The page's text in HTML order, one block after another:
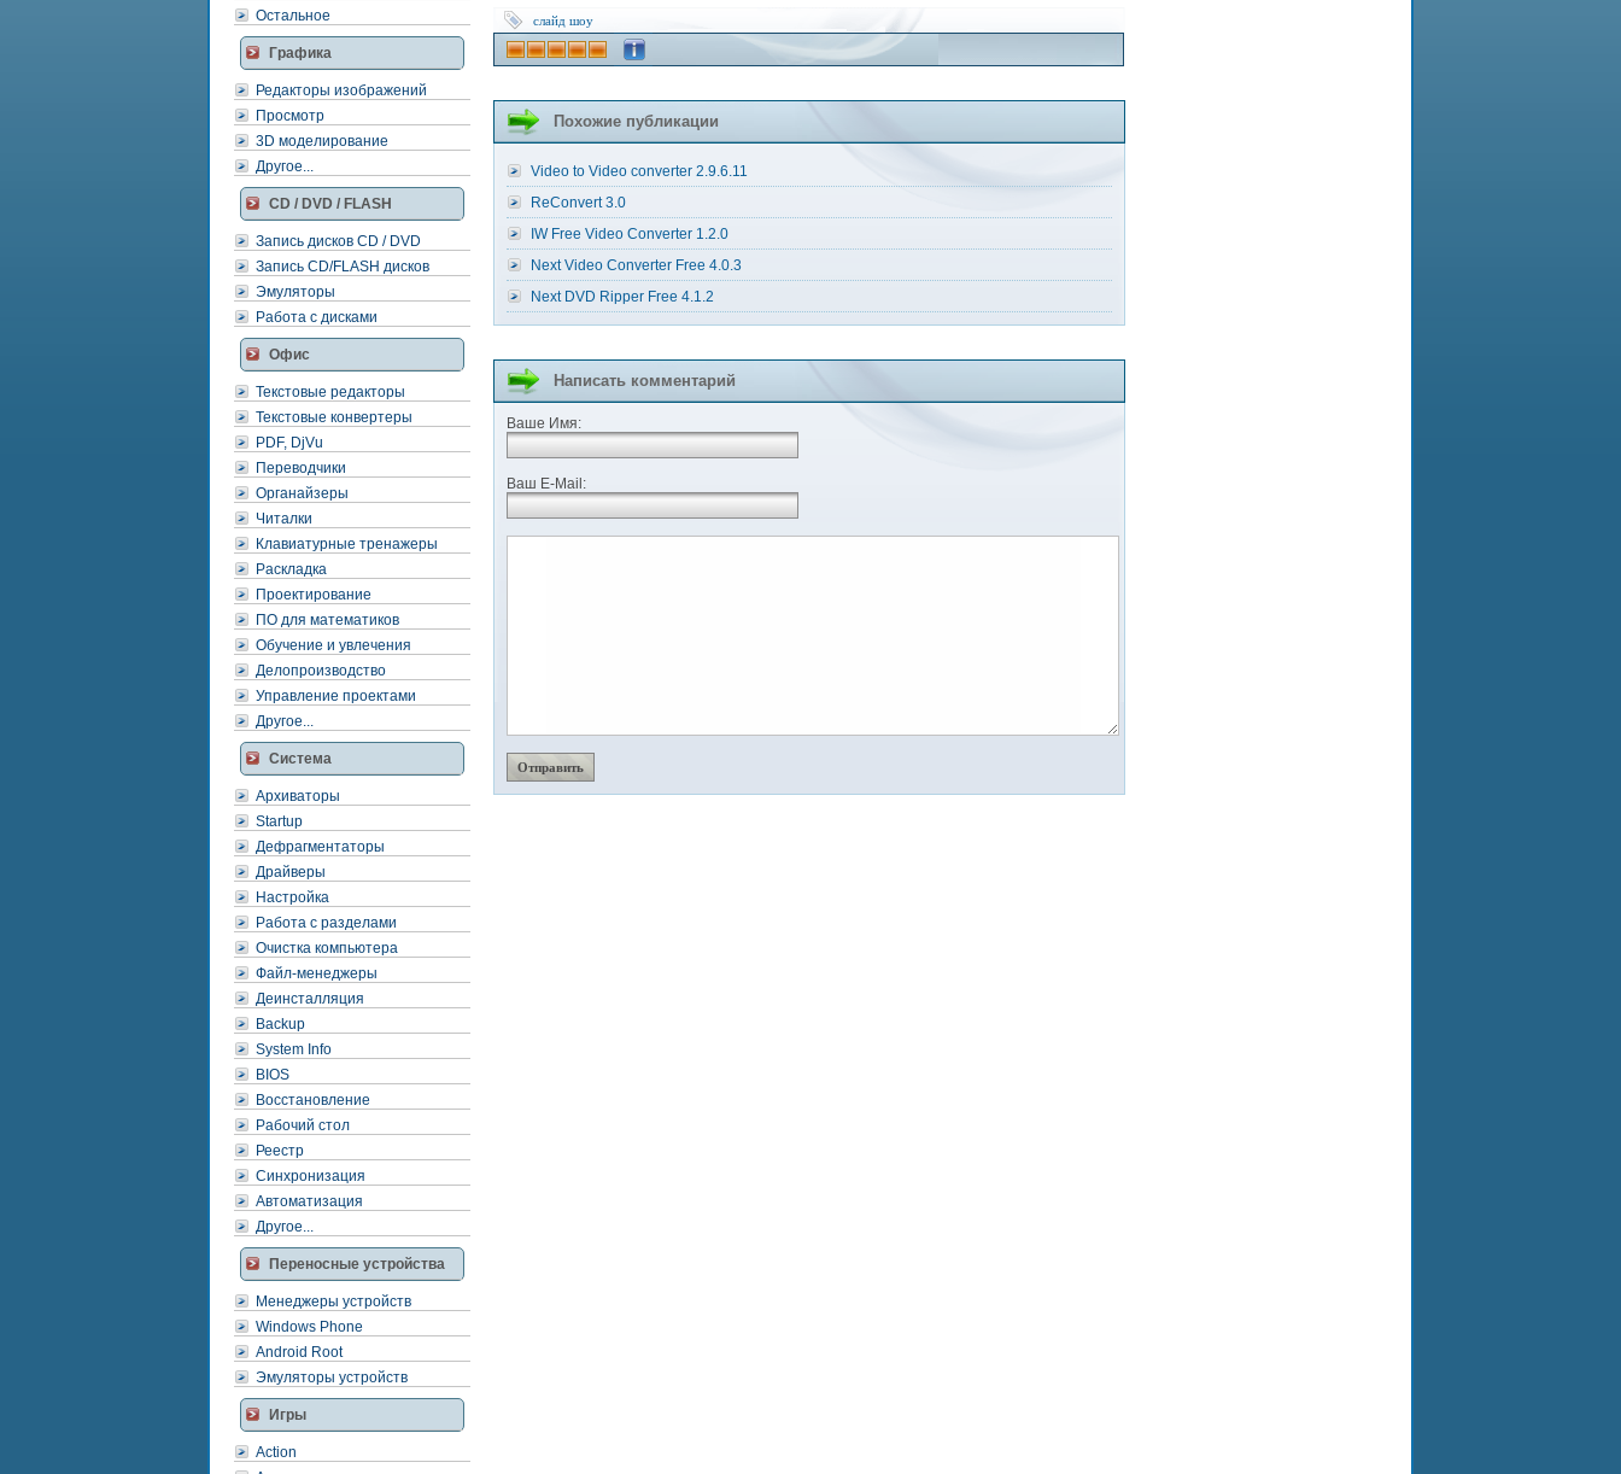
Остальное
Графика
Редакторы изображений
Просмотр
3D моделирование
Другое...
CD / DVD / FLASH
Запись дисков CD / DVD
Запись CD/FLASH дисков
Эмуляторы
Работа с дисками
Офис
Текстовые редакторы
Текстовые конвертеры
PDF, DjVu
Переводчики
Органайзеры
Читалки
Клавиатурные тренажеры
Раскладка
Проектирование
ПО для математиков
Обучение и увлечения
Делопроизводство
Управление проектами
Другое...
Система
Архиваторы
Startup
Дефрагментаторы
Драйверы
Настройка
Работа с разделами
Очистка компьютера
Файл-менеджеры
Деинсталляция
Backup
System Info
BIOS
Восстановление
Рабочий стол
Реестр
Синхронизация
Автоматизация
Другое...
Переносные устройства
Менеджеры устройств
Windows Phone
Android Root
Эмуляторы устройств
Игры
Action
слайд шоу
Похожие публикации
Video to Video converter 2.9.6.11
ReConvert 3.0
IW Free Video Converter 1.2.0
Next Video Converter Free 4.0.3
Next DVD Ripper Free 4.1.2
Написать комментарий
Ваше Имя:
Ваш E-Mail: